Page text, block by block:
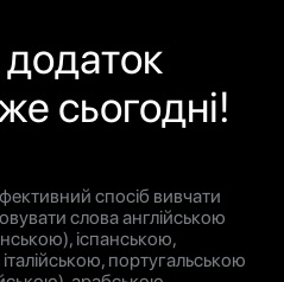
сьогодні!
спосіб вивчати
слова англійською
іспанською,
португальською